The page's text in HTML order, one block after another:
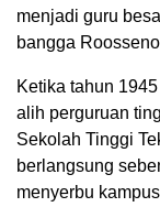
menjadi guru
bangga
Ketika tahun
alih perguruan
Sekolah Tinggi
berlangsung
menyerbu